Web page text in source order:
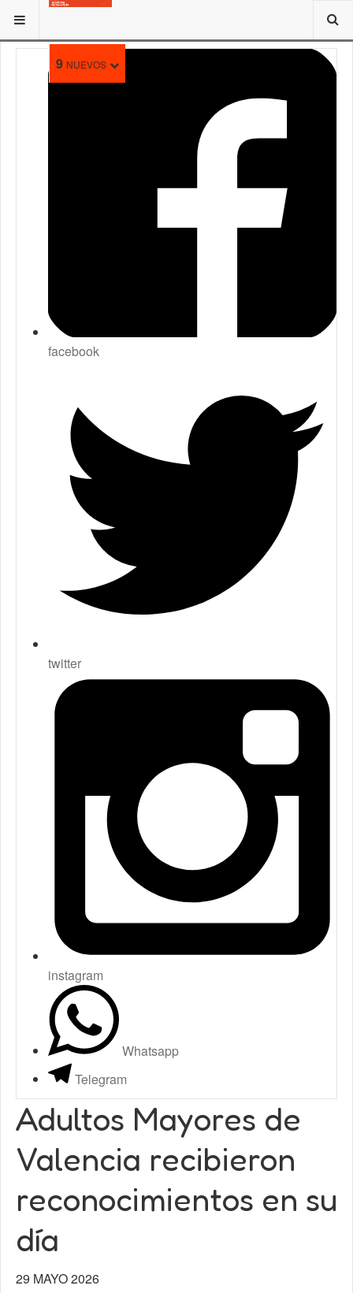
9 NUEVOS
ESTÁ AQUÍ:
facebook
twitter
instagram
Whatsapp
Telegram
Adultos Mayores de
Valencia recibieron
reconocimientos en su
día
29 MAYO 2026